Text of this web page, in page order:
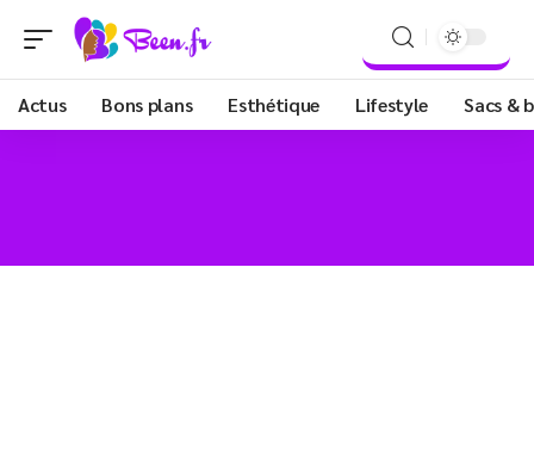
Actus Bons plans Esthétique Lifestyle Sacs &